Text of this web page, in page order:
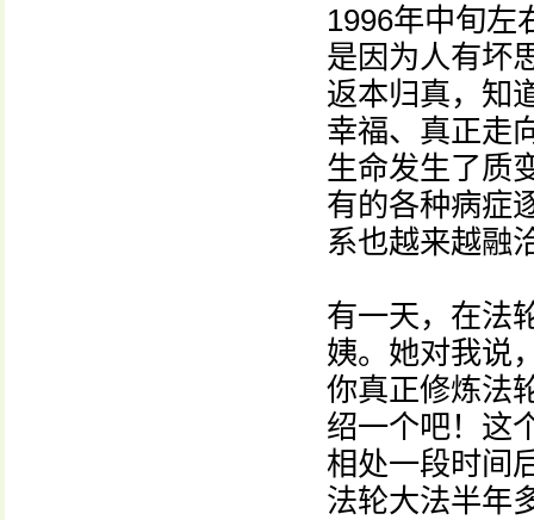
1996年中旬左
是因为人有坏
返本归真，知
幸福、真正走
生命发生了质
有的各种病症
系也越来越融
有一天，在法
姨。她对我说
你真正修炼法
绍一个吧！这
相处一段时间
法轮大法半年